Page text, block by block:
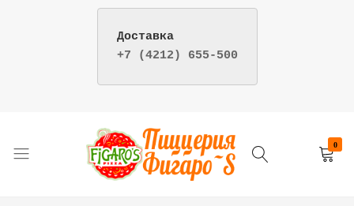
Доставка
+7 (4212) 655-500
0